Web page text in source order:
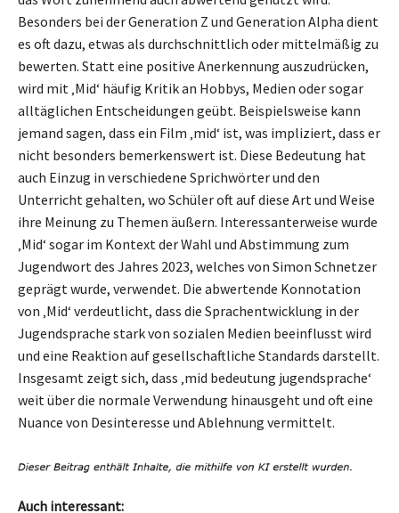
Besonders bei der Generation Z und Generation Alpha dient
es oft dazu, etwas als durchschnittlich oder mittelmäßig zu
bewerten. Statt eine positive Anerkennung auszudrücken,
wird mit ‚Mid‘ häufig Kritik an Hobbys, Medien oder sogar
alltäglichen Entscheidungen geübt. Beispielsweise kann
jemand sagen, dass ein Film ‚mid‘ ist, was impliziert, dass er
nicht besonders bemerkenswert ist. Diese Bedeutung hat
auch Einzug in verschiedene Sprichwörter und den
Unterricht gehalten, wo Schüler oft auf diese Art und Weise
ihre Meinung zu Themen äußern. Interessanterweise wurde
‚Mid‘ sogar im Kontext der Wahl und Abstimmung zum
Jugendwort des Jahres 2023, welches von Simon Schnetzer
geprägt wurde, verwendet. Die abwertende Konnotation
von ‚Mid‘ verdeutlicht, dass die Sprachentwicklung in der
Jugendsprache stark von sozialen Medien beeinflusst wird
und eine Reaktion auf gesellschaftliche Standards darstellt.
Insgesamt zeigt sich, dass ‚mid bedeutung jugendsprache‘
weit über die normale Verwendung hinausgeht und oft eine
Nuance von Desinteresse und Ablehnung vermittelt.
Auch interessant: